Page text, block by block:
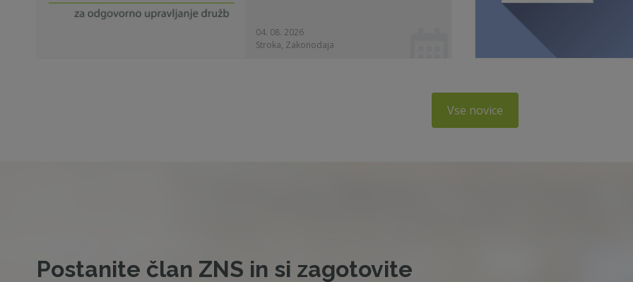
04. 08. 2026
Stroka, Zakonodaja
Vse novice
Postanite član ZNS in si zagotovite